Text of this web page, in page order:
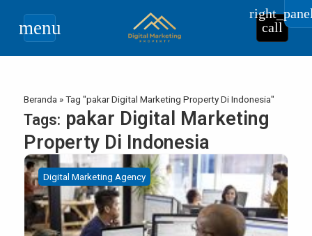
menu call
Beranda »Tag "pakar Digital Marketing Property Di Indonesia"
Tags: pakar Digital Marketing
Property Di Indonesia
Digital Marketing Agency